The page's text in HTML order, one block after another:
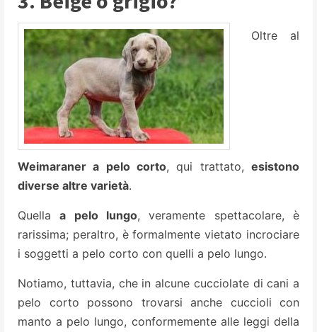
Oltre al
Weimaraner a pelo corto, qui trattato, esistono
diverse altre varietà.
Quellaa pelo lungo, veramente spettacolare, è
rarissima; peraltro, è formalmente vietato incrociare
i soggetti a pelo corto con quelli a pelo lungo.
Notiamo, tuttavia, che in alcune cucciolate di cani a
pelo corto possono trovarsi anche cuccioli con
manto a pelo lungo, conformemente alle leggi della